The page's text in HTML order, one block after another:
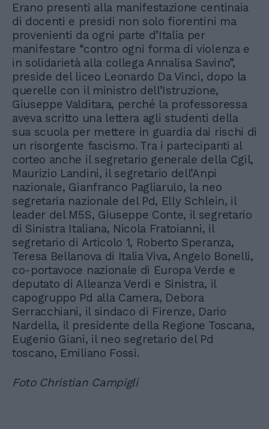
Erano presenti alla manifestazione centinaia
di docenti e presidi non solo fiorentini ma
provenienti da ogni parte d’Italia per
manifestare “contro ogni forma di violenza e
in solidarietà alla collega Annalisa Savino”,
preside del liceo Leonardo Da Vinci, dopo la
querelle con il ministro dell’Istruzione,
Giuseppe Valditara, perché la professoressa
aveva scritto una lettera agli studenti della
sua scuola per mettere in guardia dai rischi di
un risorgente fascismo. Tra i partecipanti al
corteo anche il segretario generale della Cgil,
Maurizio Landini, il segretario dell’Anpi
nazionale, Gianfranco Pagliarulo, la neo
segretaria nazionale del Pd, Elly Schlein, il
leader del M5S, Giuseppe Conte, il segretario
di Sinistra Italiana, Nicola Fratoianni, il
segretario di Articolo 1, Roberto Speranza,
Teresa Bellanova di Italia Viva, Angelo Bonelli,
co-portavoce nazionale di Europa Verde e
deputato di Alleanza Verdi e Sinistra, il
capogruppo Pd alla Camera, Debora
Serracchiani, il sindaco di Firenze, Dario
Nardella, il presidente della Regione Toscana,
Eugenio Giani, il neo segretario del Pd
toscano, Emiliano Fossi.
Foto Christian Campigli